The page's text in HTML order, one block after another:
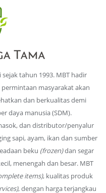
sejak tahun 1993. MBT hadir
masyarakat akan
dan berkualitas demi
daya manusia (SDM).
dan distributor/penyalur
sapi, ayam, ikan dan sumber
beku (frozen)dan segar
menengah dan besar. MBT
items), kualitas produk
, dengan harga terjangkau